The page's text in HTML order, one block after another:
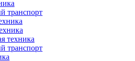
транспорт
техника
транспорт